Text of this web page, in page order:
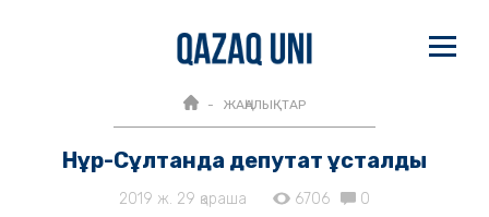
ЖАҢАЛЫҚТАР
Нұр-Сұлтанда депутат ұсталды
2019 ж. 29 қараша 6706 0